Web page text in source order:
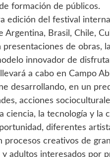
formación de públicos.
edición del festival
Argentina, Brasil, Chile,
presentaciones de obras,
innovador de
a cabo en Campo
desarrollando, en un
acciones
ciencia, la tecnología y la
diferentes
procesos creativos de
y adultos interesados por